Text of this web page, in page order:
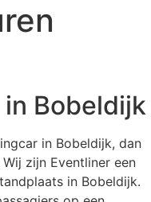
Bobeldijk
in Bobeldijk, dan
zijn Eventliner een
in Bobeldijk.